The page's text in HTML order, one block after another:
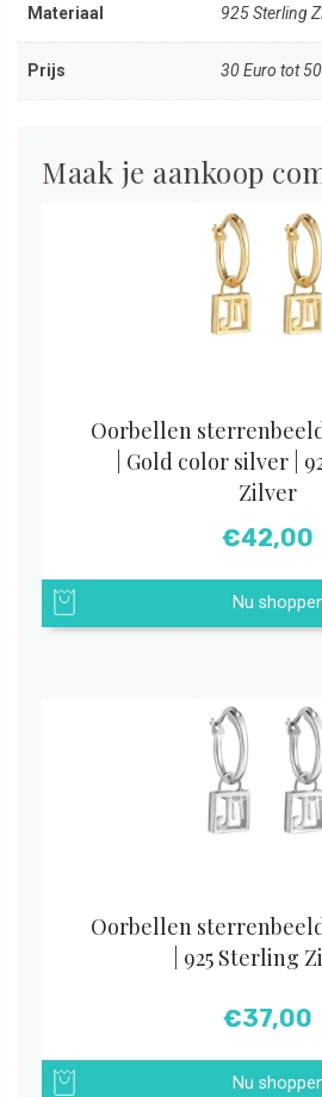
Materiaal 925 Sterling
Prijs 30 Euro tot
Maak je aankoop
Oorbellen
| Gold color silver |
Zilver
€42,00
Nu
Oorbellen
| 925 Sterling
€37,00
Nu